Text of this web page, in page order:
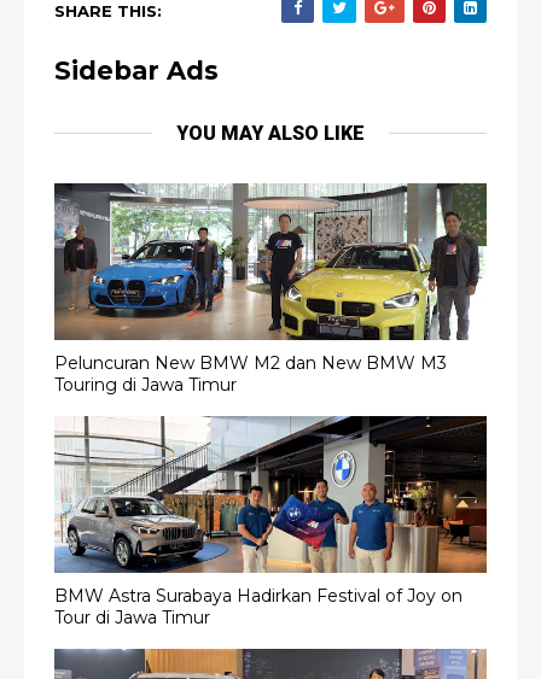
SHARE THIS:
Sidebar Ads
YOU MAY ALSO LIKE
Peluncuran New BMW M2 dan New BMW M3
Touring di Jawa Timur
BMW Astra Surabaya Hadirkan Festival of Joy on
Tour di Jawa Timur